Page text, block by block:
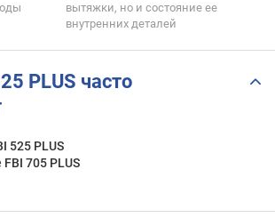
вытяжки, но и состояние ее
внутренних деталей
PLUS часто
525 PLUS
FBI 705 PLUS